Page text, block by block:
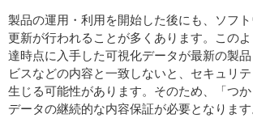
製品の運用・利用を開始した後にも、ソフ
更新が行われることが多くあります。この
達時点に入手した可視化データが最新の製
ビスなどの内容と一致しないと、セキュリ
生じる可能性があります。そのため、「つ
データの継続的な内容保証が必要となりま